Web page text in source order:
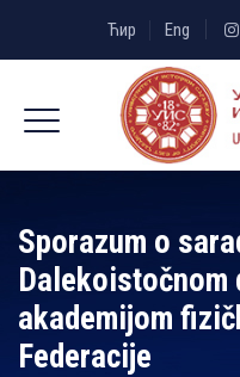
Ћир Eng
Sporazum o
Dalekoistočnom
akademijom
Federacije